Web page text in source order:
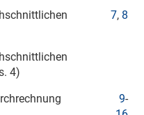
7, 8
4)
9-